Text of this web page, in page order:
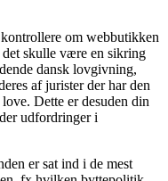
om webbutikken
skulle være en sikring
dansk lovgivning,
af jurister der har den
Dette er desuden din
udfordringer i
er sat ind i de mest